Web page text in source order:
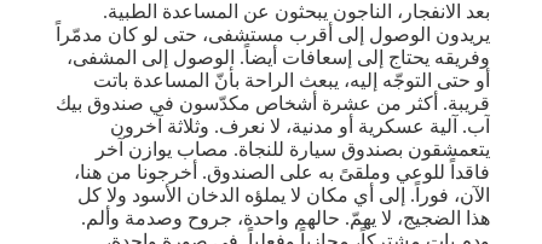
بعد الانفجار، الناجون يبحثون عن المساعدة الطبية.
يريدون الوصول إلى أقرب مستشفى، حتى لو كان مدمّراً
وفريقه يحتاج إلى إسعافات أيضاً. الوصول إلى المشفى،
أو حتى التوجّه إليه، يبعث الراحة بأنّ المساعدة باتت
قريبة. أكثر من عشرة أشخاص مكدّسون في صندوق بيك
آب. آلية عسكرية أو مدنية، لا نعرف. وثلاثة آخرون
يتعمشقون بصندوق سيارة للنجاة. مصاب يوازن آخر
فاقداً للوعي وملقىً به على الصندوق. أخرجونا من هنا،
الآن، فوراً. إلى أي مكان لا يملؤه الدخان الأسود ولا كل
هذا الضجيج، لا يهمّ. حالهم واحدة، جروح وصدمة وألم.